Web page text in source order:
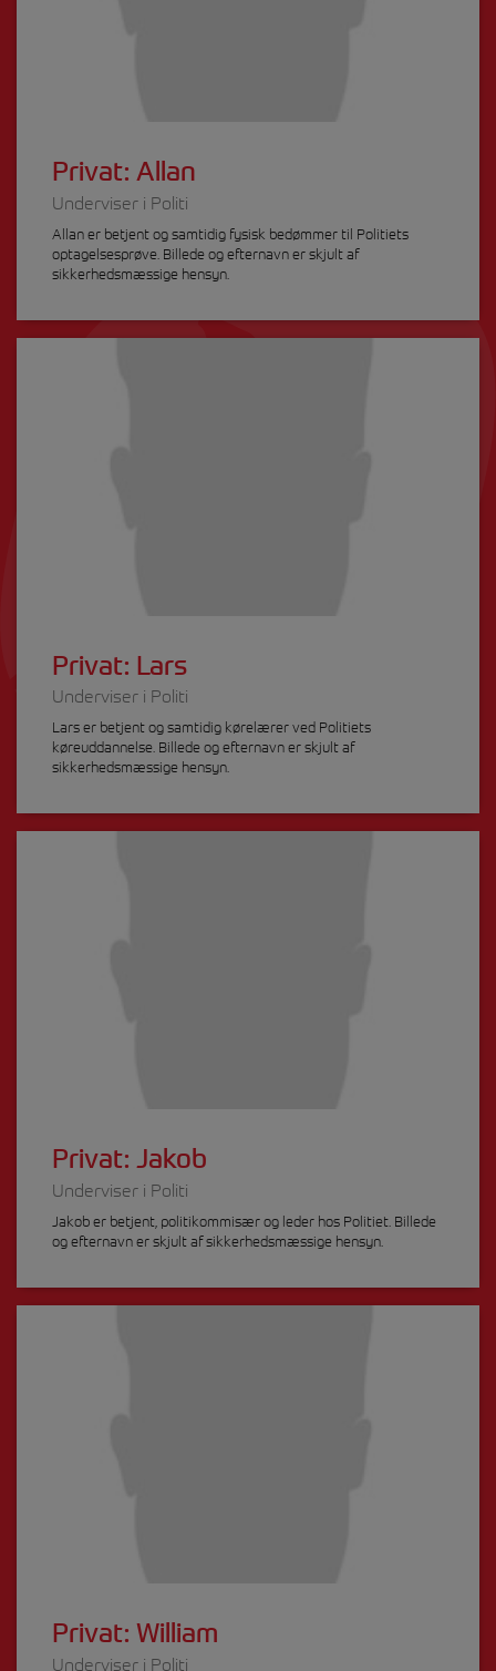
Privat: Allan
Underviser i Politi
Allan er betjent og samtidig fysisk bedømmer til Politiets
optagelsesprøve. Billede og efternavn er skjult af
sikkerhedsmæssige hensyn.
Privat: Lars
Underviser i Politi
Lars er betjent og samtidig kørelærer ved Politiets
køreuddannelse. Billede og efternavn er skjult af
sikkerhedsmæssige hensyn.
Privat: Jakob
Underviser i Politi
Jakob er betjent, politikommisær og leder hos Politiet. Billede
og efternavn er skjult af sikkerhedsmæssige hensyn.
Privat: William
Underviser i Politi